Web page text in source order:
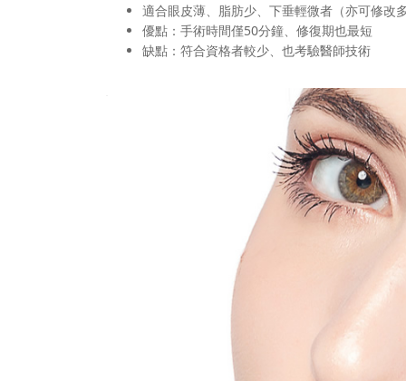
適合眼皮薄、脂肪少、下垂輕微者（亦可修改
優點：手術時間僅50分鐘、修復期也最短
缺點：符合資格者較少、也考驗醫師技術